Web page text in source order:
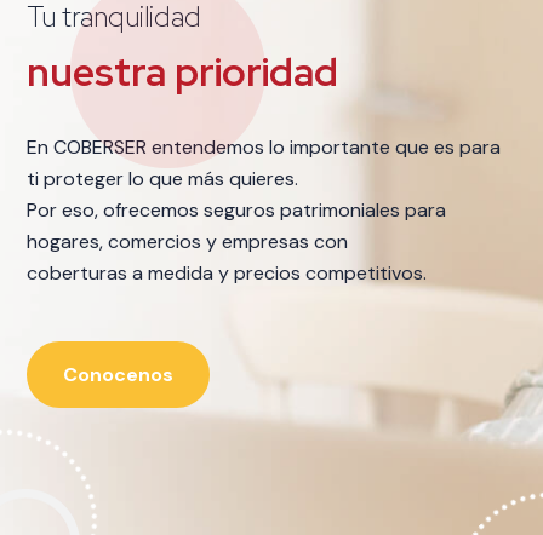
Confía en los expertos en
seguros patrimoniales
En COBERSER contamos con un equipo de expertos
altamente capacitados
y el respaldo de las compañías más sólidas del
mercado asegurador argentino.
¡Confía en nosotros y protege tu patrimonio!, Cotiza
nuestros beneficios.
¡Cotiza ahora!